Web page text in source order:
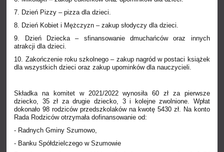
7. Dzień Pizzy – pizza dla dzieci.
8. Dzień Kobiet i Mężczyzn – zakup słodyczy dla dzieci.
9. Dzień Dziecka – sfinansowanie dmuchańców oraz innych
atrakcji dla dzieci.
10. Zakończenie roku szkolnego – zakup nagród w postaci książek
dla wszystkich dzieci oraz zakup upominków dla nauczycieli.
Składka na komitet w 2021/2022 wynosiła 60 zł za pierwsze
dziecko, 35 zł za drugie dziecko, 3 i kolejne zwolnione. Wpłat
dokonało 98 rodziców przedszkolaków na kwotę 5430 zł. Na konto
Rada Rodziców otrzymała dofinansowanie od:
- Radnych Gminy Szumowo,
- Banku Spółdzielczego w Szumowie